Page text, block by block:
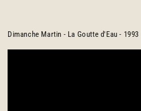
Dimanche Martin - La Goutte d'Eau - 1993